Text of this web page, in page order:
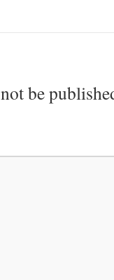
be